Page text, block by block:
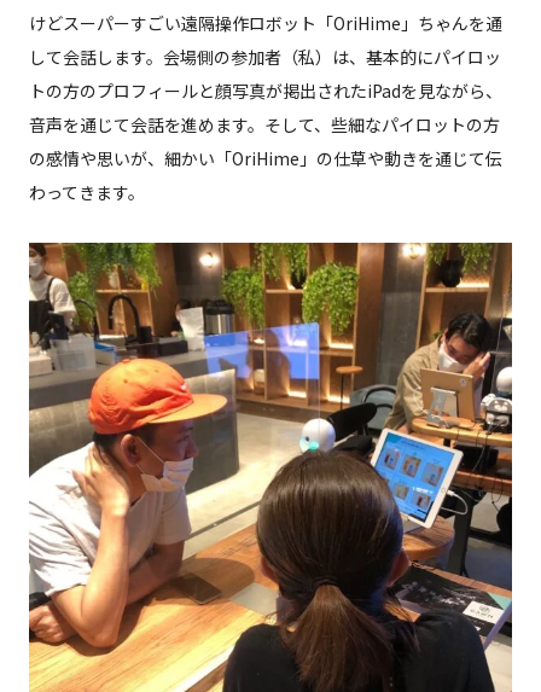
けどスーパーすごい遠隔操作ロボット「OriHime」ちゃんを通
して会話します。会場側の参加者（私）は、基本的にパイロッ
トの方のプロフィールと顔写真が掲出されたiPadを見ながら、
音声を通じて会話を進めます。そして、些細なパイロットの方
の感情や思いが、細かい「OriHime」の仕草や動きを通じて伝
わってきます。